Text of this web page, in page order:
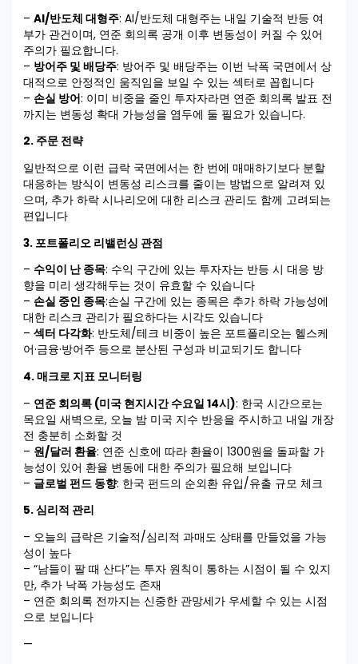
–AI/반도체 대형주: AI/반도체 대형주는 내일 기술적 반등 여
부가 관건이며, 연준 회의록 공개 이후 변동성이 커질 수 있어
주의가 필요합니다.
– 방어주 및 배당주: 방어주 및 배당주는 이번 낙폭 국면에서 상
대적으로 안정적인 움직임을 보일 수 있는 섹터로 꼽힙니다
– 손실 방어: 이미 비중을 줄인 투자자라면 연준 회의록 발표 전
까지는 변동성 확대 가능성을 염두에 둘 필요가 있습니다.
2. 주문 전략
일반적으로 이런 급락 국면에서는 한 번에 매매하기보다 분할
대응하는 방식이 변동성 리스크를 줄이는 방법으로 알려져 있
으며, 추가 하락 시나리오에 대한 리스크 관리도 함께 고려되는
편입니다
3. 포트폴리오 리밸런싱 관점
– 수익이 난 종목: 수익 구간에 있는 투자자는 반등 시 대응 방
향을 미리 생각해두는 것이 유효할 수 있습니다
– 손실 중인 종목:손실 구간에 있는 종목은 추가 하락 가능성에
대한 리스크 관리가 필요하다는 시각도 있습니다
–섹터 다각화: 반도체/테크 비중이 높은 포트폴리오는 헬스케
어·금융·방어주 등으로 분산된 구성과 비교되기도 합니다
4. 매크로 지표 모니터링
– 연준 회의록 (미국 현지시간 수요일 14시): 한국 시간으로는
목요일 새벽으로, 오늘 밤 미국 지수 반응을 주시하고 내일 개장
전 충분히 소화할 것
– 원/달러 환율: 연준 신호에 따라 환율이 1300원을 돌파할 가
능성이 있어 환율 변동에 대한 주의가 필요해 보입니다
– 글로벌 펀드 동향: 한국 펀드의 순외환 유입/유출 규모 체크
5. 심리적 관리
– 오늘의 급락은 기술적/심리적 과매도 상태를 만들었을 가능
성이 높다
– “남들이 팔 때 산다”는 투자 원칙이 통하는 시점이 될 수 있지
만, 추가 낙폭 가능성도 존재
– 연준 회의록 전까지는 신중한 관망세가 우세할 수 있는 시점
으로 보입니다
—